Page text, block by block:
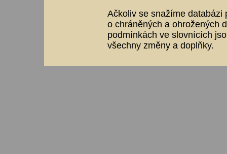
Ačkoliv se snažíme databázi
o chráněných a ohrožených
podmínkách ve slovnících
všechny změny a doplňky.